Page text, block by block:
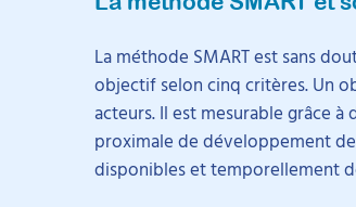
La méthode SMART est sans
objectif selon cinq critères. Un
acteurs. Il est mesurable grâce
proximale de développement
disponibles et temporellement